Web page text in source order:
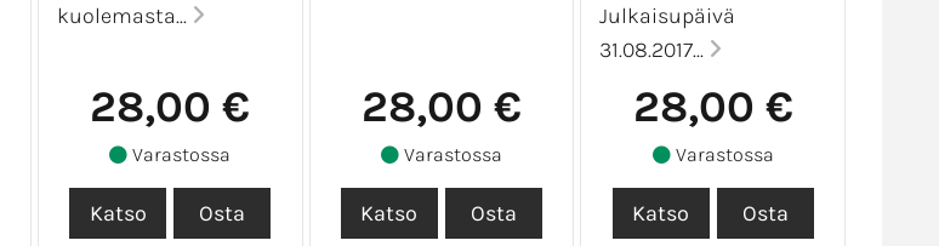
kuolemasta...
28,00 €
Varastossa
28,00 €
Varastossa
Julkaisupäivä
31.08.2017...
28,00 €
Varastossa